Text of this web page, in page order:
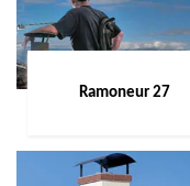
Ramoneur 27